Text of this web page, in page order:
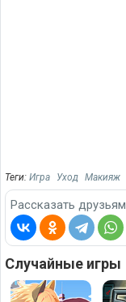
Теги: Игра Уход Макияж
Рассказать друзьям
Случайные игры